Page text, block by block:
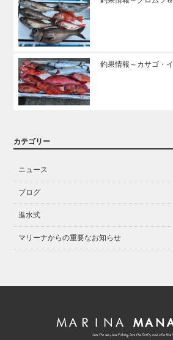
釣果情報～カサゴ・
カテゴリー
ニュース
ブログ
進水式
マリーナからの重要なお知らせ